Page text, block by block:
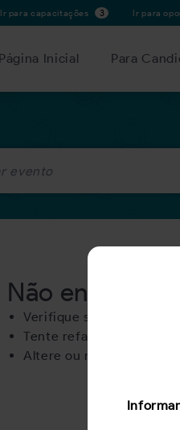
Ir para capacitações 3 Ir para
Página Inicial Para
Não
Verifique se as palavras
Tente refazer a busca
Altere ou remova filtros.